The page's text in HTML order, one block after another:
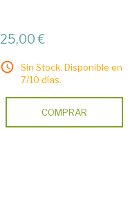
25,00 €
Sin Stock. Disponible en
7/10 días.
COMPRAR